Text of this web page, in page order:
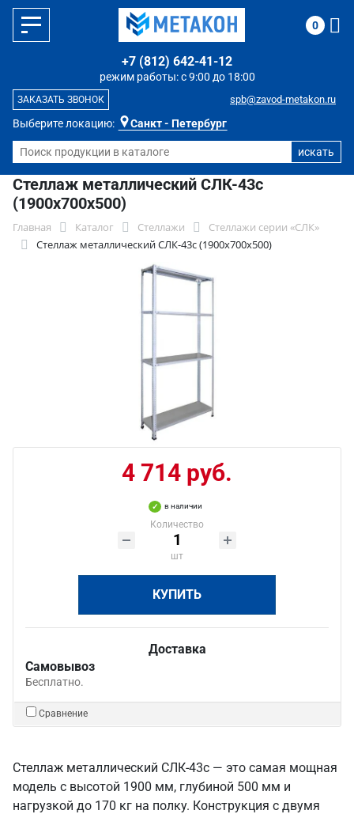
Выберите локацию: Санкт - Петербург
режим работы: с 9:00 до 18:00
+7 (812) 642-41-12
spb@zavod-metakon.ru
ЗАКАЗАТЬ ЗВОНОК
0
Стеллаж металлический СЛК-43c
(1900x700x500)
Главная Каталог Стеллажи
Стеллажи серии «СЛК»
Стеллаж металлический СЛК-43c (1900x700x500)
4 714 руб.
в наличии
Количество
шт
КУПИТЬ
Доставка
Самовывоз
Бесплатно.
Сравнение
Стеллаж металлический СЛК-43c — это самая мощная
модель с высотой 1900 мм, глубиной 500 мм и
нагрузкой до 170 кг на полку. Конструкция с двумя